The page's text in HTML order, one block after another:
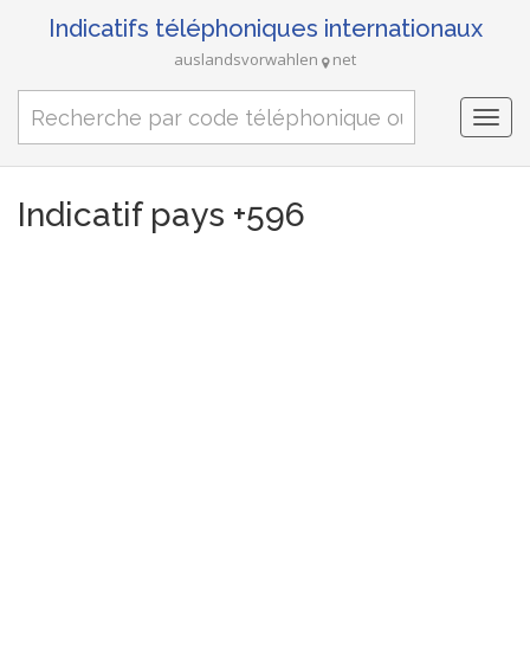
Indicatifs téléphoniques internationaux
auslandsvorwahlen net
Indicatif pays +596